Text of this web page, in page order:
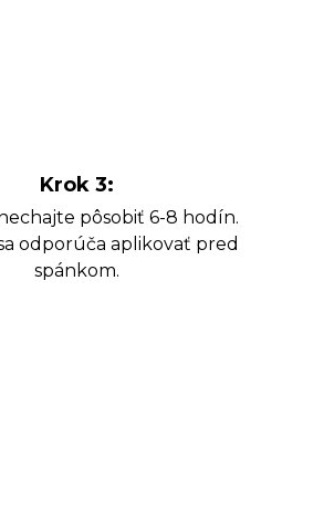
Krok 3:
pôsobiť 6-8 hodín.
odporúča aplikovať pred
spánkom.